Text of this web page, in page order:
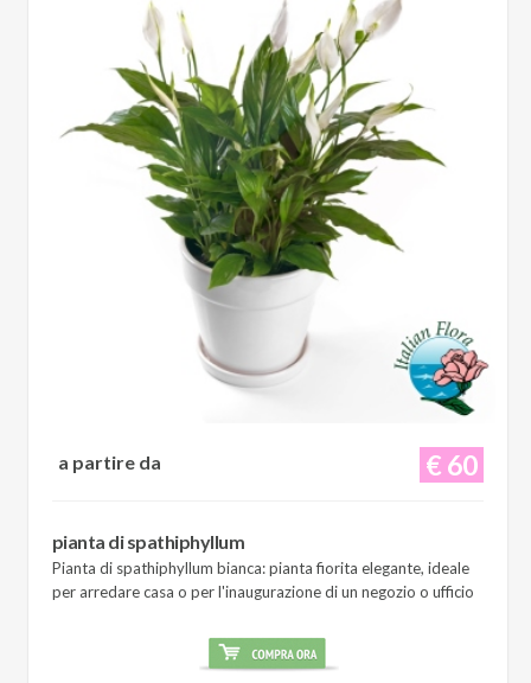
€ 60
a partire da
pianta di spathiphyllum
Pianta di spathiphyllum bianca: pianta fiorita elegante, ideale
per arredare casa o per l'inaugurazione di un negozio o ufficio